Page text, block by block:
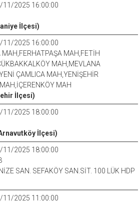
2025 16:00:00
İlçesi)
2025 16:00:00
MAH,FETİH
MAH,MEVLANA
ÇAMLICA MAH,YENİŞEHİR
MAH
İlçesi)
2025 18:00:00
İlçesi)
2025 18:00:00
SAN. SEFAKÖY SAN.SİT. 100 LÜK HDP
2025 11:00:00